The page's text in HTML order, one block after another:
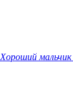
Хороший мальчик